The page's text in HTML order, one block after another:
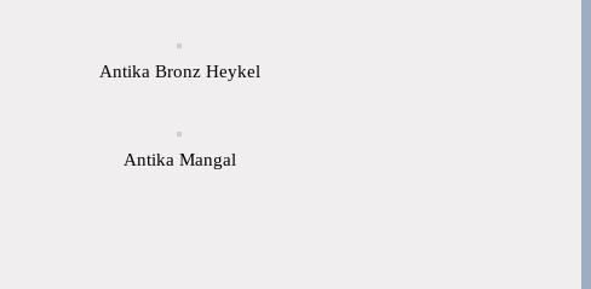
Antika Bronz Heykel
Antika Mangal